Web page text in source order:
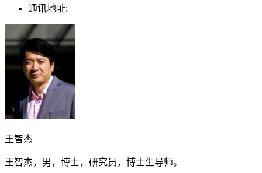
通讯地址:
王智杰
王智杰，男，博士，研究员，博士生导师。